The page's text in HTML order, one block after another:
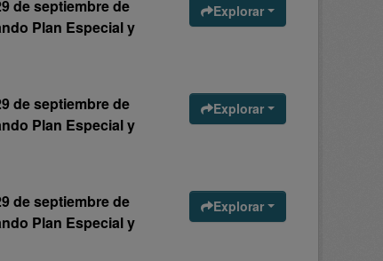
de septiembre de
Plan Especial y
Explorar
de septiembre de
Plan Especial y
Explorar
de septiembre de
Plan Especial y
Explorar